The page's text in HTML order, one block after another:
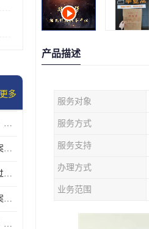
更多
长沙档案不见了要怎么查？档案查询 档案补办
为什么都不收我的自考档案？自考档案怎么存档？
以为档案没用就从来没管过，现在要用档案该怎么办？
档案存放有什么方法？档案在手里为什么不能用
档案丢失了怎么补办档案？湖南档案补办 档案补办方法
产品描述
服务对象
服务方式
服务支持
办理方式
业务范围